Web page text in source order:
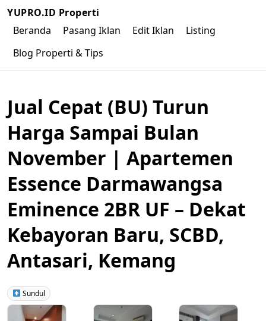
YUPRO.ID Properti
Beranda
Pasang Iklan Edit Iklan
Listing
Blog Properti & Tips
Jual Cepat (BU) Turun
Harga Sampai Bulan
November | Apartemen
Essence Darmawangsa
Eminence 2BR UF – Dekat
Kebayoran Baru, SCBD,
Antasari, Kemang
Sundul